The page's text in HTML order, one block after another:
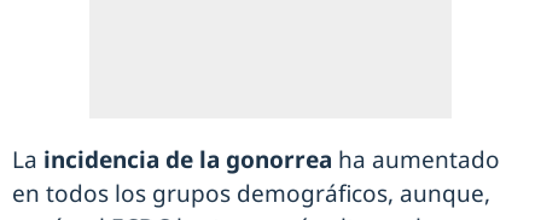
La incidencia de la gonorrea ha aumentado
en todos los grupos demográficos, aunque,